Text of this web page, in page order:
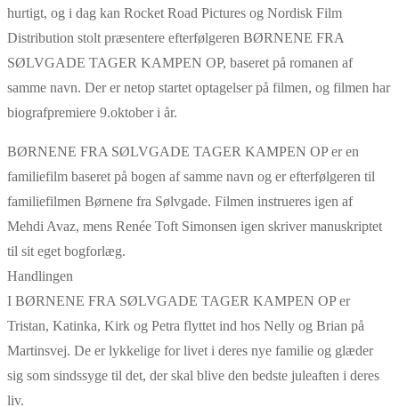
hurtigt, og i dag kan Rocket Road Pictures og Nordisk Film
Distribution stolt præsentere efterfølgeren BØRNENE FRA
SØLVGADE TAGER KAMPEN OP, baseret på romanen af
samme navn. Der er netop startet optagelser på filmen, og filmen har
biografpremiere 9.oktober i år.
BØRNENE FRA SØLVGADE TAGER KAMPEN OP er en
familiefilm baseret på bogen af samme navn og er efterfølgeren til
familiefilmen Børnene fra Sølvgade. Filmen instrueres igen af
Mehdi Avaz, mens Renée Toft Simonsen igen skriver manuskriptet
til sit eget bogforlæg.
Handlingen
I BØRNENE FRA SØLVGADE TAGER KAMPEN OP er
Tristan, Katinka, Kirk og Petra flyttet ind hos Nelly og Brian på
Martinsvej. De er lykkelige for livet i deres nye familie og glæder
sig som sindssyge til det, der skal blive den bedste juleaften i deres
liv.